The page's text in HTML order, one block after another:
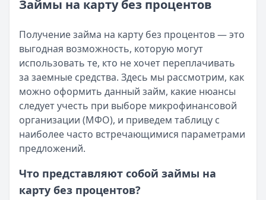
Все статьи
Возврат переплаты в «Займере»: актуальная
Опубликовано:5 декабря 2025 г.
Категория:МФО
Читать новость
Срочный микрозайм 15 000 ₽ на карту: свежая
Кратко:Нужны 15 000 рублей на карту прямо сегодня?
Опубликовано:5 декабря 2025 г.
Категория:МФО
Читать новость
Рекордный рост доли клиентов МФО с iPhone: что
Опубликовано:5 декабря 2025 г.
Категория: МФО
Займы на карту без процентов
Получение займа на карту без процентов — это
выгодная возможность, которую могут
использовать те, кто не хочет переплачивать
за заемные средства. Здесь мы рассмотрим, как
можно оформить данный займ, какие нюансы
следует учесть при выборе микрофинансовой
организации (МФО), и приведем таблицу с
наиболее часто встречающимися параметрами
предложений.
Что представляют собой займы на
карту без процентов?